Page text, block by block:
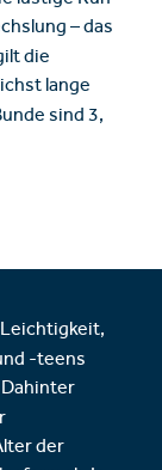
– das
die
lange
sind 3,
Leichtigkeit,
-teens
der